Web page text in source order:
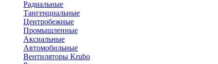
Радиальные
Тангенциальные
Центробежные
Промышленные
Аксиальные
Автомобильные
Вентиляторы Krubo